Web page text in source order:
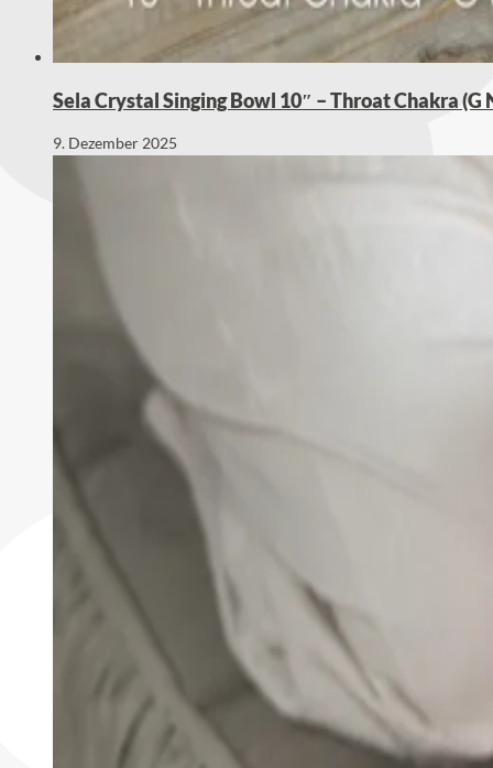
Sela Crystal Singing Bowl 10″ – Throat Chakra (G
9. Dezember 2025